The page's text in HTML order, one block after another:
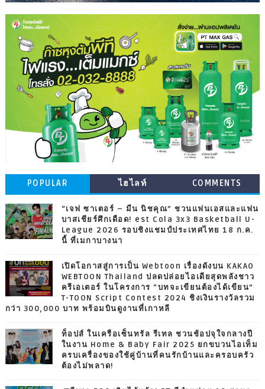
POPULAR ไฮไลท์ COMMENTS
“เจฟ ซาเตอร์ – มีน นิชคุณ” ชวนแฟนเอสและแฟน
บาสเชียร์ศึกเดือด! est Cola 3x3 Basketball U-
League 2026 รอบชิงแชมป์ประเทศไทย 18 ก.ค.
นี้ ที่เมกาบางนา
เปิดโอกาสสู่การเป็น Webtoon เรื่องดังบน KAKAO
WEBTOON Thailand ปลดปล่อยไอเดียสุดพลังชาว
ครีเอเตอร์ ในโครงการ “บทจะเขียนต้องได้เขียน”
T-TOON Script Contest 2024 ชิงเงินรางวัลรวม
กว่า 300,000 บาท พร้อมบินดูงานที่เกาหลี
ท็อปส์ ในเครือเซ็นทรัล รีเทล ชวนช้อปจุใจกลางปี
ในงาน Home & Baby Fair 2025 ยกขบวนไอเท็ม
ครบเครื่องของใช้คู่บ้านที่คนรักบ้านและครอบครัว
ต้องไม่พลาด!